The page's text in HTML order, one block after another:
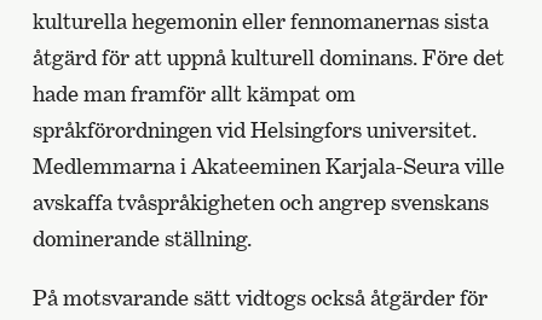
kulturella hegemonin eller fennomanernas sista
åtgärd för att uppnå kulturell dominans. Före det
hade man framför allt kämpat om
språkförordningen vid Helsingfors universitet.
Medlemmarna i Akateeminen Karjala-Seura ville
avskaffa tvåspråkigheten och angrep svenskans
dominerande ställning.
På motsvarande sätt vidtogs också åtgärder för